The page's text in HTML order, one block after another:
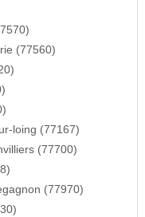
(77560)
loing (77167)
(77700)
(77970)